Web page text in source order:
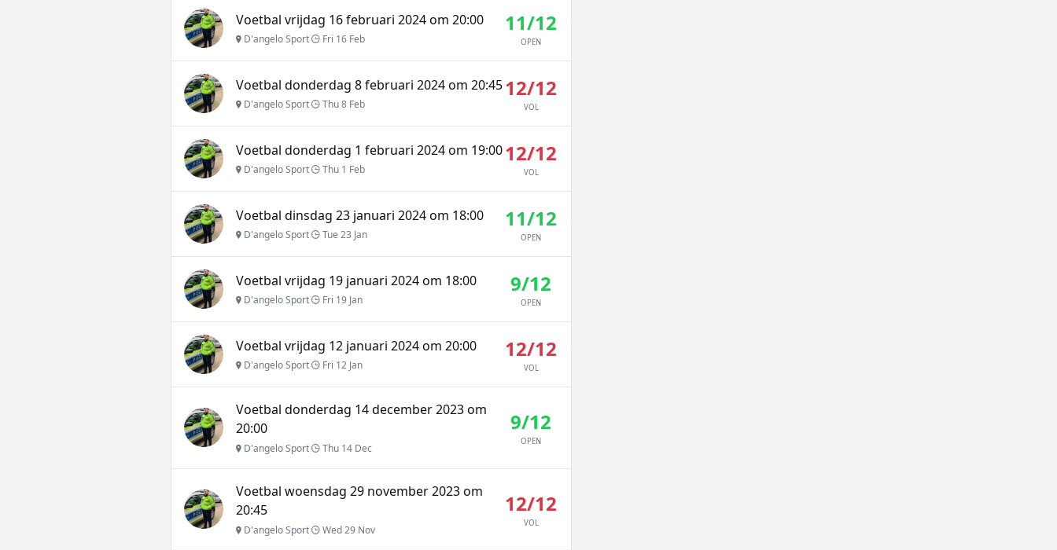
Voetbal vrijdag 16 februari 2024 om 20:00
D'angelo Sport Fri 16 Feb
11/12
OPEN
Voetbal donderdag 8 februari 2024 om 20:45
D'angelo Sport Thu 8 Feb
12/12
VOL
Voetbal donderdag 1 februari 2024 om 19:00
D'angelo Sport Thu 1 Feb
12/12
VOL
Voetbal dinsdag 23 januari 2024 om 18:00
D'angelo Sport Tue 23 Jan
11/12
OPEN
Voetbal vrijdag 19 januari 2024 om 18:00
D'angelo Sport Fri 19 Jan
9/12
OPEN
Voetbal vrijdag 12 januari 2024 om 20:00
D'angelo Sport Fri 12 Jan
12/12
VOL
Voetbal donderdag 14 december 2023 om
20:00
D'angelo Sport Thu 14 Dec
9/12
OPEN
Voetbal woensdag 29 november 2023 om
20:45
D'angelo Sport Wed 29 Nov
12/12
VOL